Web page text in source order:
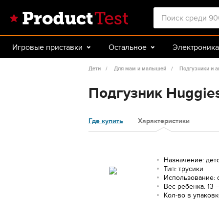
Игровые приставки Остальное Электроника
Авто Спорт и туризм
Дети Для мам и малышей Подгузники и
Подгузник
Где купить Характеристики
Назначение:
Тип: трусики
Использование:
Вес ребенка: 13
Кол-во в